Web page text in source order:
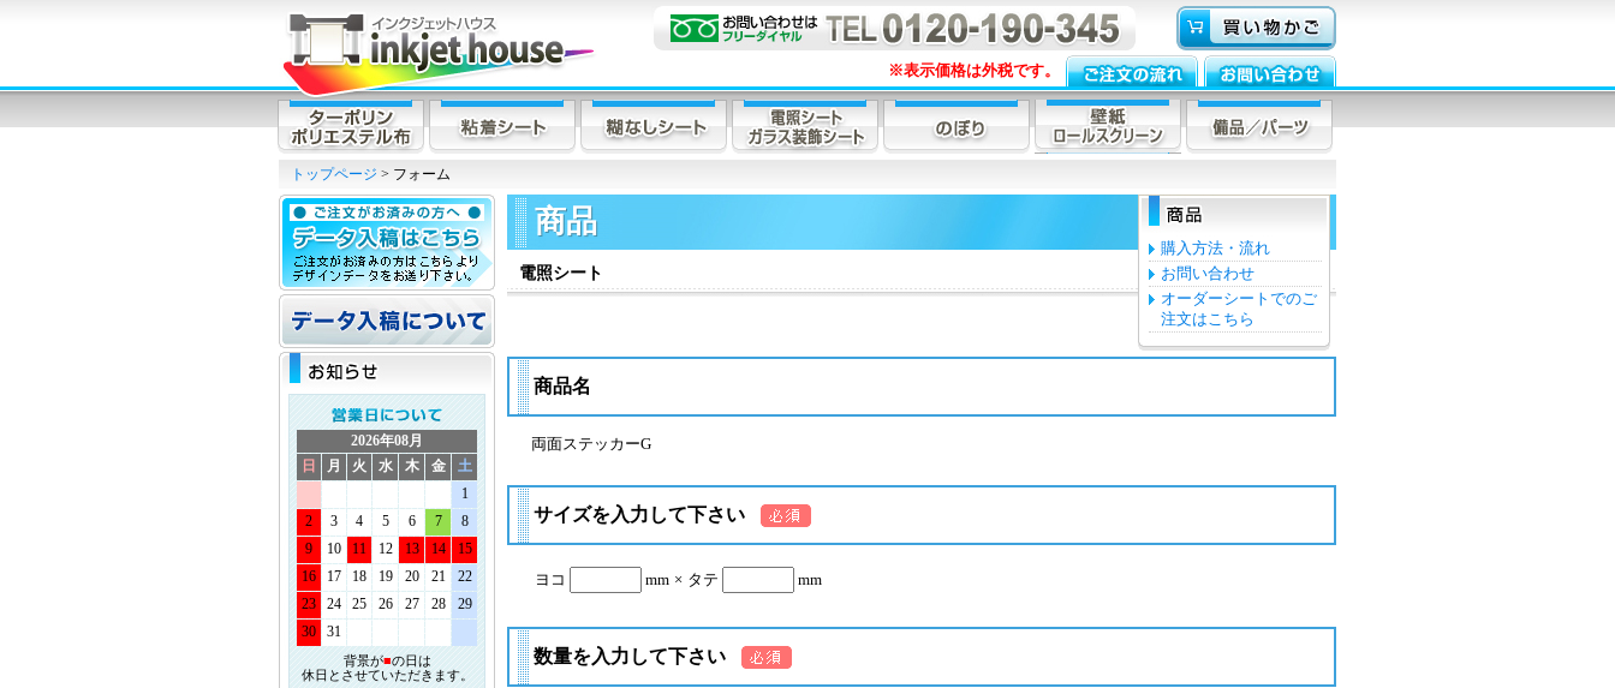
※表示価格は外税です。
トップページ > フォーム
2026年08月
日
月 火 水 木 金
土
1
2
3 4 5 6 7
8
9
10 11 12 13 14
15
16
17 18 19 20 21
22
23
24 25 26 27 28
29
30
31
背景が■の日は
休日とさせていただきます。
商品
電照シート
購入方法・流れ
お問い合わせ
オーダーシートでのご
注文はこちら
商品名
両面ステッカーG
サイズを入力して下さい
ヨコ mm × タテ mm
数量を入力して下さい